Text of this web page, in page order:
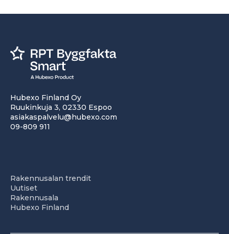
Hubexo Finland Oy
Ruukinkuja 3, 02330 Espoo
asiakaspalvelu@hubexo.com
09-809 911
Rakennusalan trendit
Uutiset
Rakennusala
Hubexo Finland